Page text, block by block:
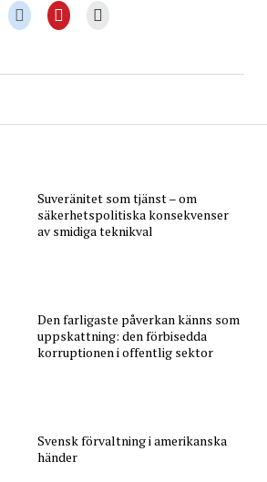
Suveränitet som tjänst – om
säkerhetspolitiska konsekvenser
av smidiga teknikval
Den farligaste påverkan känns som
uppskattning: den förbisedda
korruptionen i offentlig sektor
Svensk förvaltning i amerikanska
händer